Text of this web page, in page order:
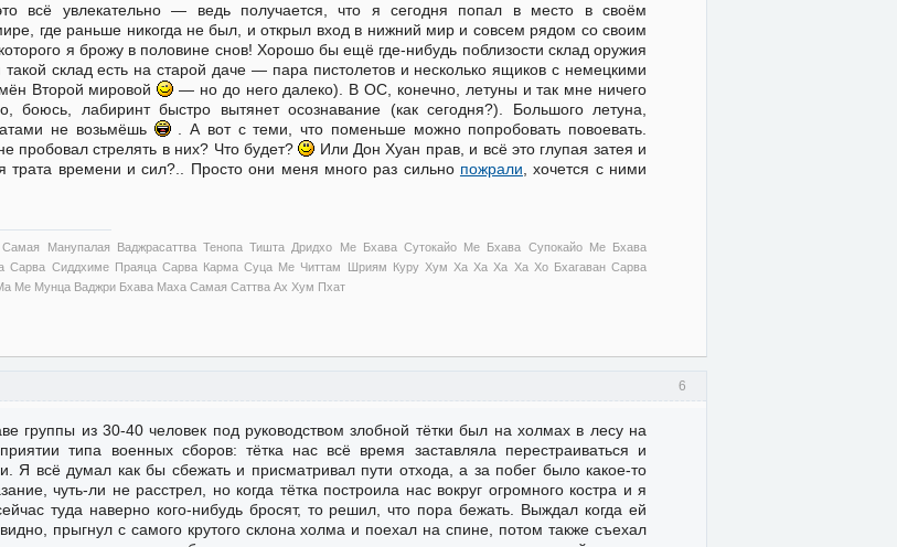
всё увлекательно — ведь получается, что я сегодня попал в место в своём
где раньше никогда не был, и открыл вход в нижний мир и совсем рядом со своим
я брожу в половине снов! Хорошо бы ещё где-нибудь поблизости склад оружия
склад есть на старой даче — пара пистолетов и несколько ящиков с немецкими
Второй мировой
— но до него далеко). В ОС, конечно, летуны и так мне ничего
боюсь, лабиринт быстро вытянет осознавание (как сегодня?). Большого летуна,
не возьмёшь
. А вот с теми, что поменьше можно попробовать повоевать.
пробовал стрелять в них? Что будет?
Или Дон Хуан прав, и всё это глупая затея и
трата времени и сил?.. Просто они меня много раз сильно пожрали, хочется с ними
Манупалая Ваджрасаттва Тенопа Тишта Дридхо Ме Бхава Сутокайо Ме Бхава Супокайо Ме Бхава
Сарва Сиддхиме Праяца Сарва Карма Суца Ме Читтам Шриям Куру Хум Ха Ха Ха Ха Хо Бхагаван Сарва
Ме Мунца Ваджри Бхава Маха Самая Саттва Ах Хум Пхат
6
группы из 30-40 человек под руководством злобной тётки был на холмах в лесу на
типа военных сборов: тётка нас всё время заставляла перестраиваться и
Я всё думал как бы сбежать и присматривал пути отхода, а за побег было какое-то
чуть-ли не расстрел, но когда тётка построила нас вокруг огромного костра и я
туда наверно кого-нибудь бросят, то решил, что пора бежать. Выждал когда ей
прыгнул с самого крутого склона холма и поехал на спине, потом также съехал